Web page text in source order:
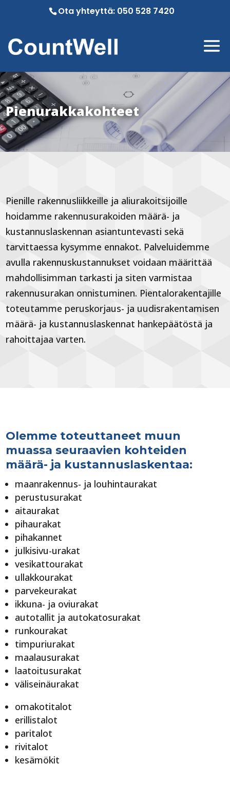
Ota yhteyttä: 050 528 7420
Pienurakkakohteet
Pienille rakennusliikkeille ja aliurakoitsijoille
hoidamme rakennusurakoiden määrä- ja
kustannuslaskennan asiantuntevasti sekä
tarvittaessa kysymme ennakot. Palveluidemme
avulla rakennuskustannukset voidaan määrittää
mahdollisimman tarkasti ja siten varmistaa
rakennusurakan onnistuminen. Pientalorakentajille
toteutamme peruskorjaus- ja uudisrakentamisen
määrä- ja kustannuslaskennat hankepäätöstä ja
rahoittajaa varten.
Olemme toteuttaneet muun
muassa seuraavien kohteiden
määrä- ja kustannuslaskentaa:
maanrakennus- ja louhintaurakat
perustusurakat
aitaurakat
pihaurakat
pihakannet
julkisivu-urakat
vesikattourakat
ullakkourakat
parvekeurakat
ikkuna- ja oviurakat
autotallit ja autokatosurakat
runkourakat
timpuriurakat
maalausurakat
laatoitusurakat
väliseinäurakat
omakotitalot
erillistalot
paritalot
rivitalot
kesämökit